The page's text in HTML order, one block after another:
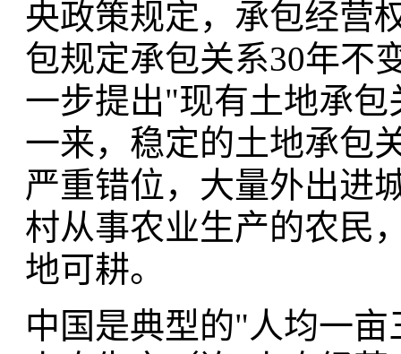
央政策规定，承包经营
包规定承包关系30年不
一步提出"现有土地承
一来，稳定的土地承包
严重错位，大量外出进
村从事农业生产的农民
地可耕。
中国是典型的"人均一